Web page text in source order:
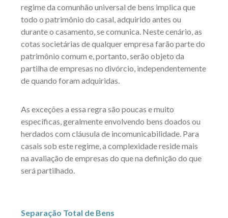
regime da comunhão universal de bens implica que
todo o patrimônio do casal, adquirido antes ou
durante o casamento, se comunica. Neste cenário, as
cotas societárias de qualquer empresa farão parte do
patrimônio comum e, portanto, serão objeto da
partilha de empresas no divórcio, independentemente
de quando foram adquiridas.
As exceções a essa regra são poucas e muito
específicas, geralmente envolvendo bens doados ou
herdados com cláusula de incomunicabilidade. Para
casais sob este regime, a complexidade reside mais
na avaliação de empresas do que na definição do que
será partilhado.
Separação Total de Bens